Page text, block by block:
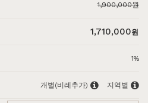
1,900,000원
1,710,000원
1%
개별(비례추가) 지역별